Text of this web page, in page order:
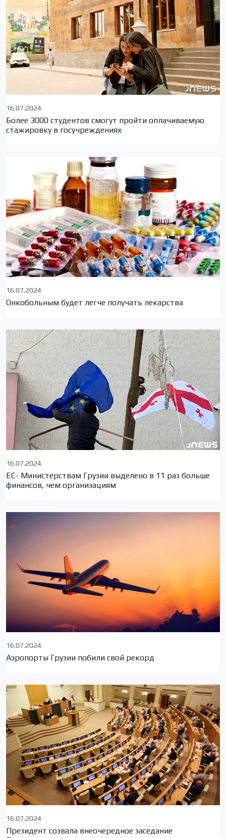
16.07.2024
Более 3000 студентов смогут пройти оплачиваемую
стажировку в госучреждениях
16.07.2024
Онкобольным будет легче получать лекарства
16.07.2024
ЕС- Министерствам Грузии выделено в 11 раз больше
финансов, чем организациям
16.07.2024
Аэропорты Грузии побили свой рекорд
16.07.2024
Президент созвала внеочередное заседание